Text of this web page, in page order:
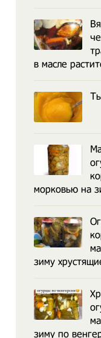
в масле
морковью на
зиму
зиму по